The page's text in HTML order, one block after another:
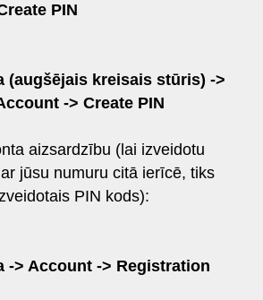
PIN
(augšējais kreisais stūris) ->
-> Create PIN
aizsardzību (lai izveidotu
jūsu numuru citā ierīcē, tiks
PIN kods):
-> Account -> Registration